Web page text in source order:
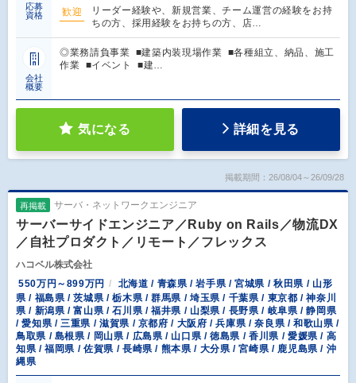
応募
資格
歓迎
リーダー経験や、新規営業、チーム運営の経験をお持
ちの方、採用経験をお持ちの方、店…
会社
概要
◎業務請負事業 ■建築内装現場作業 ■各種組立、納品、施工
作業 ■イベント ■建…
気になる 詳細を見る
掲載期間：26/08/04～26/09/28
再掲載 サーバ・ネットワークエンジニア
サーバーサイドエンジニア／Ruby on Rails／物流DX
／自社プロダクト／リモート／フレックス
ハコベル株式会社
550万円～899万円
北海道 / 青森県 / 岩手県 / 宮城県 / 秋田県 / 山形
県 / 福島県 / 茨城県 / 栃木県 / 群馬県 / 埼玉県 / 千葉県 / 東京都 / 神奈川
県 / 新潟県 / 富山県 / 石川県 / 福井県 / 山梨県 / 長野県 / 岐阜県 / 静岡県
/ 愛知県 / 三重県 / 滋賀県 / 京都府 / 大阪府 / 兵庫県 / 奈良県 / 和歌山県 /
鳥取県 / 島根県 / 岡山県 / 広島県 / 山口県 / 徳島県 / 香川県 / 愛媛県 / 高
知県 / 福岡県 / 佐賀県 / 長崎県 / 熊本県 / 大分県 / 宮崎県 / 鹿児島県 / 沖
縄県